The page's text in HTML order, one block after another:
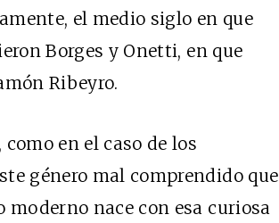
el medio siglo en que
Borges y Onetti, en que
Ribeyro.
en el caso de los
género mal comprendido que
moderno nace con esa curiosa